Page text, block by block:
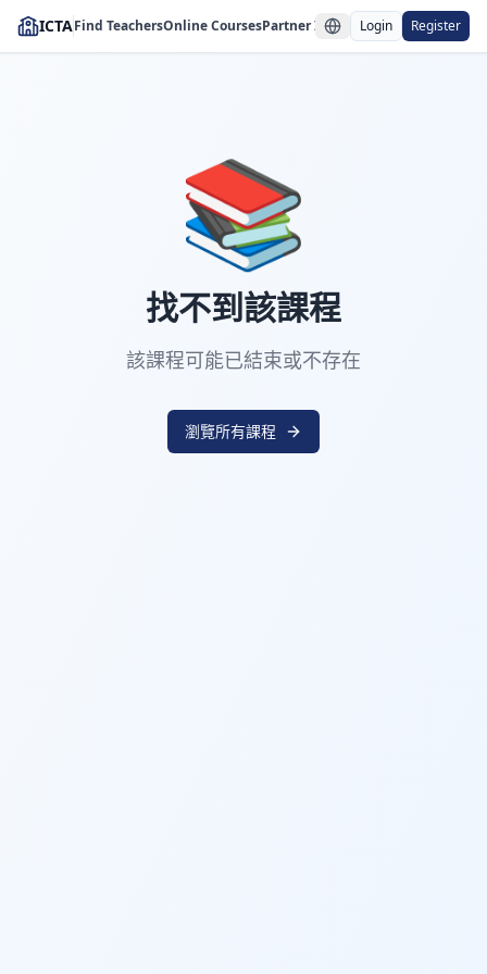
ICTAFind TeachersOnline CoursesPartner Institutions
Login Register
📚
找不到該課程
該課程可能已結束或不存在
瀏覽所有課程